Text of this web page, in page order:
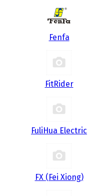
Fenfa
FitRider
FuliHua Electric
FX (Fei Xiong)